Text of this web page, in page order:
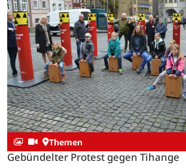
Themen
Gebündelter Protest gegen Tihange